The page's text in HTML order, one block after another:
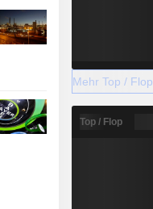
Mehr Top / Flop
Top / Flop